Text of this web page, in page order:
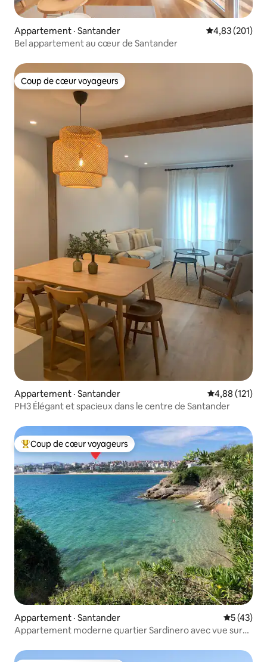
Appartement · Santander Note
4,83 (201)
Bel appartement au cœur de Santander
Coup de cœur voyageurs
Coup de cœur voyageurs
Appartement · Santander Note
4,88 (121)
PH3 Élégant et spacieux dans le centre de Santander
Coup de cœur voyageurs parmi les plus aimés
Coup de cœur voyageurs
Appartement · Santander Note
5 (43)
Appartement moderne quartier Sardinero avec vue sur